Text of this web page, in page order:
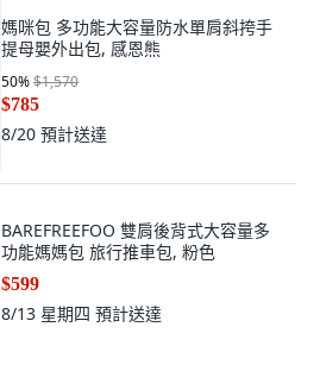
媽咪包 多功能大容量防水單肩斜挎手
提母嬰外出包, 感恩熊
50%$1,570
$785
8/20 預計送達
BAREFREEFOO 雙肩後背式大容量多
功能媽媽包 旅行推車包, 粉色
$599
8/13 星期四 預計送達